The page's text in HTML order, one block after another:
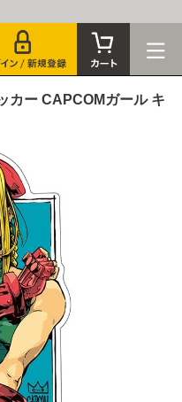
カー CAPCOMガール キ